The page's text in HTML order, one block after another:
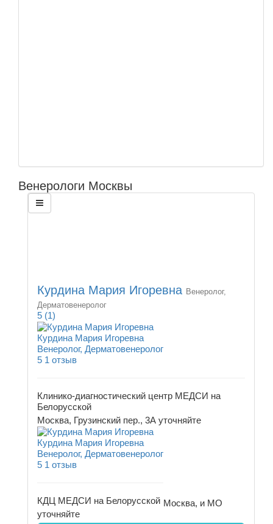
Венерологи Москвы
Курдина Мария Игоревна Венеролог,
Дерматовенеролог
5 (1)
Курдина Мария Игоревна
Венеролог, Дерматовенеролог
5 1 отзыв
Клинико-диагностический центр МЕДСИ на
Белорусской
Москва, Грузинский пер., 3А уточняйте
Курдина Мария Игоревна
Венеролог, Дерматовенеролог
5 1 отзыв
КДЦ МЕДСИ на Белорусской Москва, и МО
уточняйте